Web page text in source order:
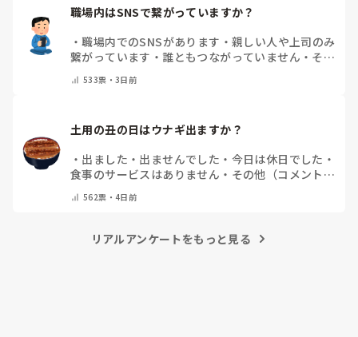
職場内はSNSで繋がっていますか？
・職場内でのSNSがあります ・ 親しい人や上司のみ
繋がっています ・ 誰ともつながっていません ・ その
533票・3日前
土用の丑の日はウナギ出ますか？
・ 出ました ・ 出ませんでした ・ 今日は休日でした ・
食事のサービスはありません ・ その他（コメントで
562票・4日前
リアルアンケートをもっと見る